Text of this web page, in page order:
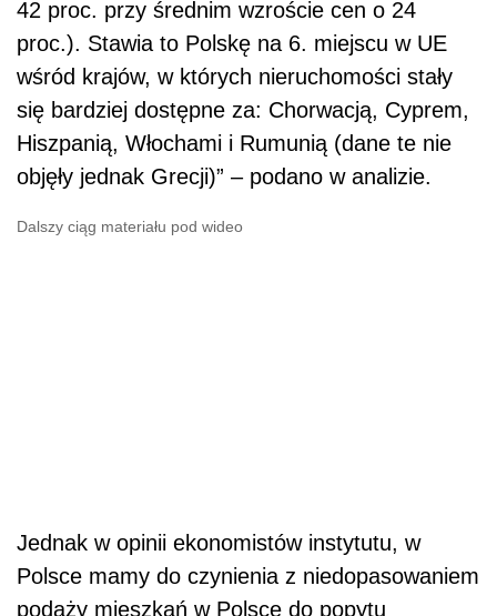
42 proc. przy średnim wzroście cen o 24
proc.). Stawia to Polskę na 6. miejscu w UE
wśród krajów, w których nieruchomości stały
się bardziej dostępne za: Chorwacją, Cyprem,
Hiszpanią, Włochami i Rumunią (dane te nie
objęły jednak Grecji)” – podano w analizie.
Dalszy ciąg materiału pod wideo
Jednak w opinii ekonomistów instytutu, w
Polsce mamy do czynienia z niedopasowaniem
podaży mieszkań w Polsce do popytu